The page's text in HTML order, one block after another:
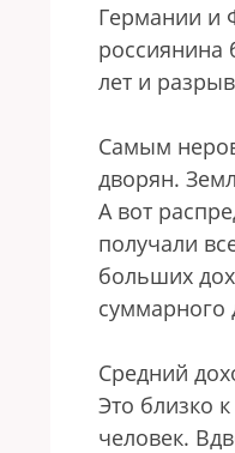
Германии и
россиянина
лет и
Самым
дворян.
А вот
получали
больших
суммарного
Средний
Это близко
человек.